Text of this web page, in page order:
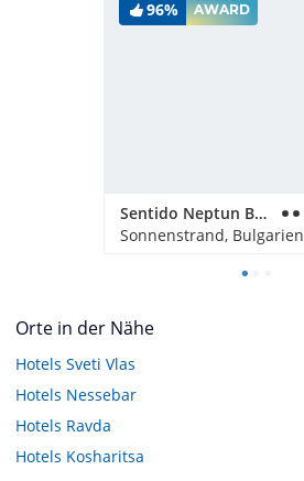
96% AWARD
Sentido Neptun Beach
Sonnenstrand, Bulgarien
Orte in der Nähe
Hotels Sveti Vlas
Hotels Nessebar
Hotels Ravda
Hotels Kosharitsa